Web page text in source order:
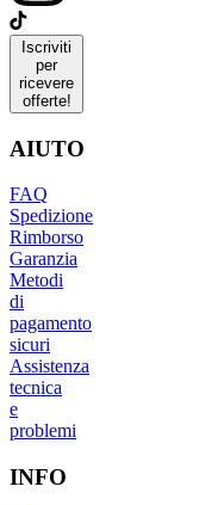
Iscriviti
per
ricevere
offerte!
AIUTO
FAQ
Spedizione
Rimborso
Garanzia
Metodi
di
pagamento
sicuri
Assistenza
tecnica
e
problemi
INFO